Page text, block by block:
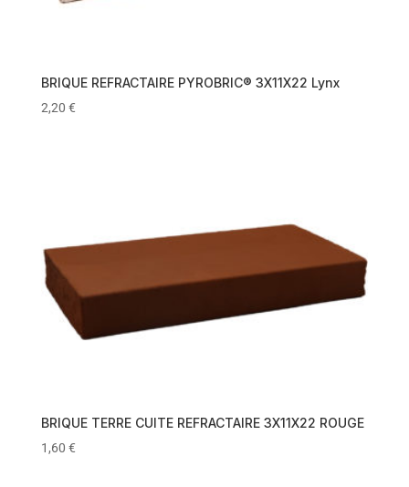
BRIQUE REFRACTAIRE PYROBRIC® 3X11X22 Lynx
2,20 €
BRIQUE TERRE CUITE REFRACTAIRE 3X11X22 ROUGE
1,60 €